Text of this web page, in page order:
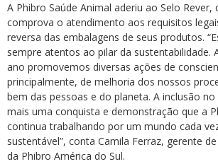
A Phibro Saúde Animal aderiu ao Selo Rever,
comprova o atendimento aos requisitos
reversa das embalagens de seus produtos.
sempre atentos ao pilar da sustentabilidade.
ano promovemos diversas ações de
principalmente, de melhoria dos nossos
bem das pessoas e do planeta. A inclusão no
mais uma conquista e demonstração que a
continua trabalhando por um mundo cada
sustentável”, conta Camila Ferraz, gerente
da Phibro América do Sul.